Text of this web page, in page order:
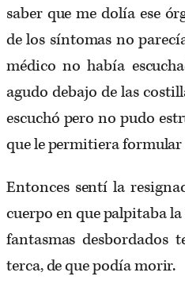
saber que me dolía ese
de los síntomas no
médico no había
agudo debajo de las
escuchó pero no pudo
que le permitiera
Entonces sentí la
cuerpo en que palpitaba
fantasmas desbordados
terca, de que podía morir.